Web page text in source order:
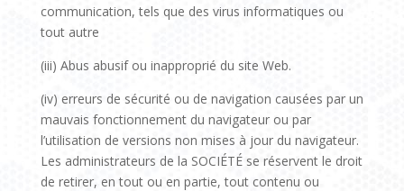
communication, tels que des virus informatiques ou
tout autre
(iii) Abus abusif ou inapproprié du site Web.
(iv) erreurs de sécurité ou de navigation causées par un
mauvais fonctionnement du navigateur ou par
l’utilisation de versions non mises à jour du navigateur.
Les administrateurs de la SOCIÉTÉ se réservent le droit
de retirer, en tout ou en partie, tout contenu ou